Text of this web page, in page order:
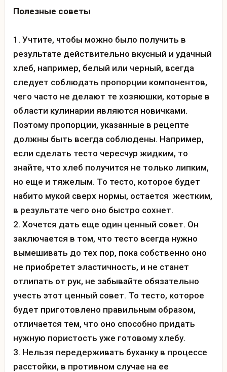
Полезные советы
Учтите, чтобы можно было получить в
результате действительно вкусный и удачный
хлеб, например, белый или черный, всегда
следует соблюдать пропорции компонентов,
чего часто не делают те хозяюшки, которые в
области кулинарии являются новичками.
Поэтому пропорции, указанные в рецепте
должны быть всегда соблюдены. Например,
если сделать тесто чересчур жидким, то
знайте, что хлеб получится не только липким,
но еще и тяжелым. То тесто, которое будет
набито мукой сверх нормы, остается жестким,
в результате чего оно быстро сохнет.
Хочется дать еще один ценный совет. Он
заключается в том, что тесто всегда нужно
вымешивать до тех пор, пока собственно оно
не приобретет эластичность, и не станет
отлипать от рук, не забывайте обязательно
учесть этот ценный совет. То тесто, которое
будет приготовлено правильным образом,
отличается тем, что оно способно придать
нужную пористость уже готовому хлебу.
Нельзя передерживать буханку в процессе
расстойки, в противном случае на ее